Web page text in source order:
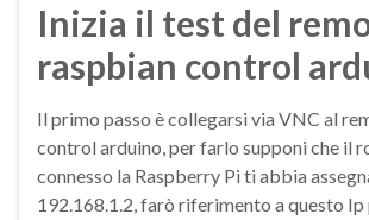
Inizia il test del
raspbian control
Il primo passo è collegarsi via VNC al
control arduino, per farlo supponi che il
connesso la Raspberry Pi ti abbia
192.168.1.2, farò riferimento a questo